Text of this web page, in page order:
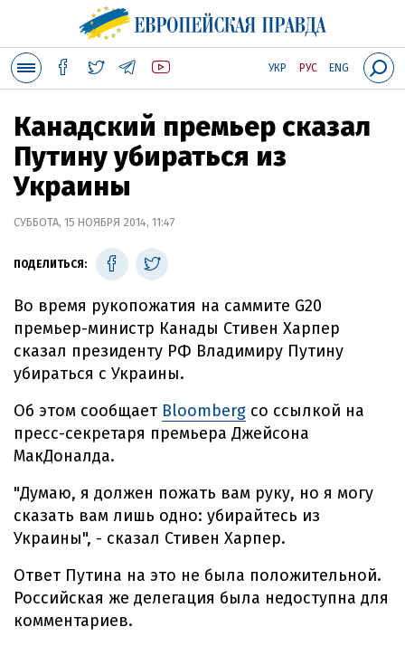
УКР РУС ENG
Канадский премьер сказал
Путину убираться из
Украины
СУББОТА, 15 НОЯБРЯ 2014, 11:47
ПОДЕЛИТЬСЯ:
Во время рукопожатия на саммите G20
премьер-министр Канады Стивен Харпер
сказал президенту РФ Владимиру Путину
убираться с Украины.
Об этом сообщает Bloomberg со ссылкой на
пресс-секретаря премьера Джейсона
МакДоналда.
"Думаю, я должен пожать вам руку, но я могу
сказать вам лишь одно: убирайтесь из
Украины", - сказал Стивен Харпер.
Ответ Путина на это не была положительной.
Российская же делегация была недоступна для
комментариев.